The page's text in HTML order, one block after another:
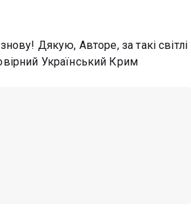
Дякую, Авторе, за такі світлі
Український Крим